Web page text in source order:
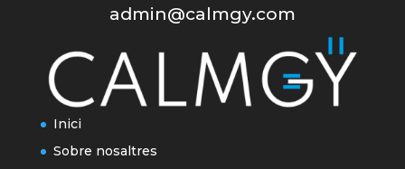
admin@calmgy.com
Inici
Sobre nosaltres